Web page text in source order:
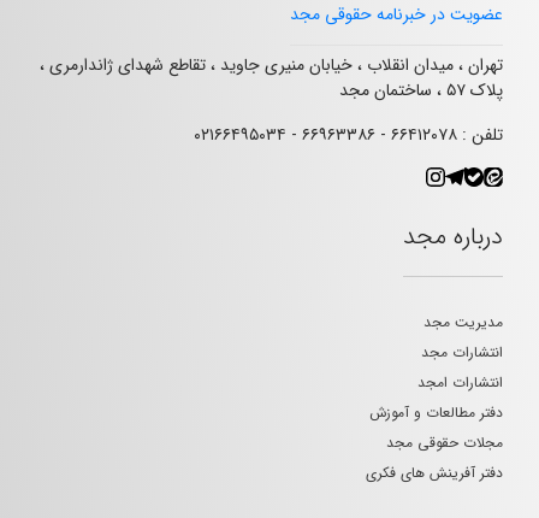
عضویت در خبرنامه حقوقی مجد
تهران ، میدان انقلاب ، خیابان منیری جاوید ، تقاطع شهدای ژاندارمری ،
پلاک ۵۷ ، ساختمان مجد
تلفن : ۶۶۴۱۲۰۷۸ - ۶۶۹۶۳۳۸۶ - ۰۲۱۶۶۴۹۵۰۳۴
درباره مجد
مدیریت مجد
انتشارات مجد
انتشارات امجد
دفتر مطالعات و آموزش
مجلات حقوقی مجد
دفتر آفرینش های فکری